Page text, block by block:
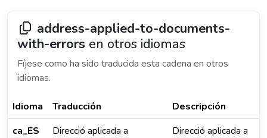
address-applied-to-documents-
with-errors en otros idiomas
Fíjese como ha sido traducida esta cadena en otros
idiomas.
Idioma Traducción
Descripción
ca_ES
Direcció aplicada a
Direcció aplicada a